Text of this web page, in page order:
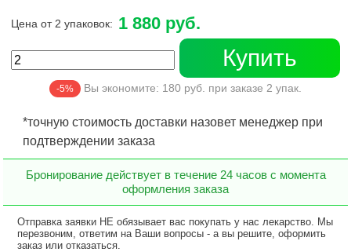
Цена от 2 упаковок: 1 880 руб.
Купить
-5% Вы экономите: 180 руб. при заказе 2 упак.
*точную стоимость доставки назовет менеджер при
подтверждении заказа
Бронирование действует в течение 24 часов с момента
оформления заказа
Отправка заявки НЕ обязывает вас покупать у нас лекарство. Мы
перезвоним, ответим на Ваши вопросы - а вы решите, оформить
заказ или отказаться.